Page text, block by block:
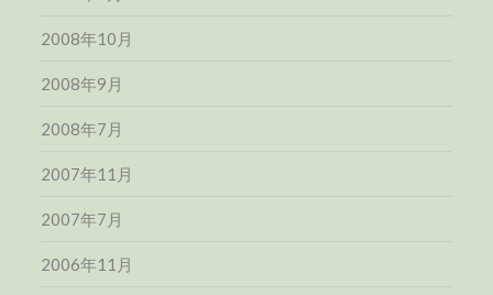
2008年10月
2008年9月
2008年7月
2007年11月
2007年7月
2006年11月